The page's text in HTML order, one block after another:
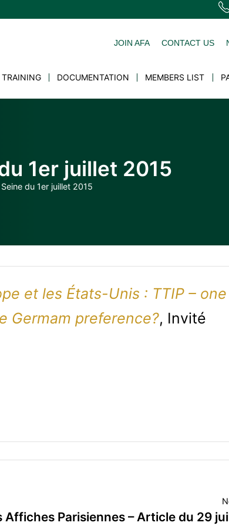
JOIN AFA CONTACT US
TRAINING DOCUMENTATION MEMBERS LIST
1er juillet 2015
du 1er juillet 2015
et les États-Unis : TTIP – one
Germam preference?, Invité
Affiches Parisiennes – Article du 29